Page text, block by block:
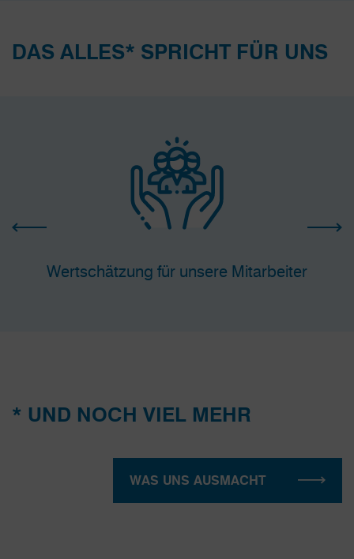
DAS ALLES* SPRICHT FÜR UNS
Wertschätzung für unsere Mitarbeiter
* UND NOCH VIEL MEHR
WAS UNS AUSMACHT